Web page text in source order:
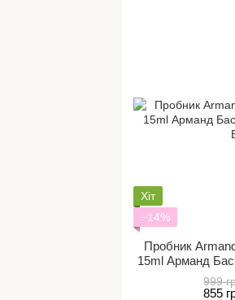
Хіт
−14%
Пробник
15ml Арманд
999
855